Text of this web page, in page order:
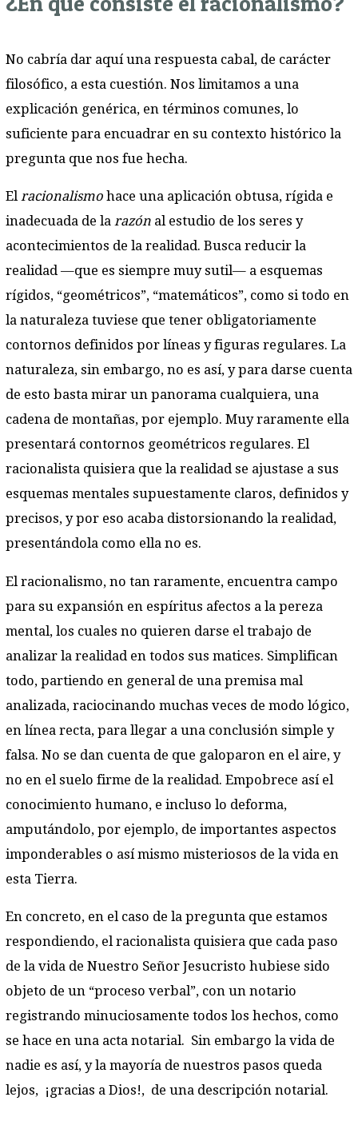
No cabría dar aquí una respuesta cabal, de carácter
filosófico, a esta cuestión. Nos limitamos a una
explicación genérica, en términos comunes, lo
suficiente para encuadrar en su contexto histórico la
pregunta que nos fue hecha.
Elracionalismo hace una aplicación obtusa, rígida e
inadecuada de la razón al estudio de los seres y
acontecimientos de la realidad. Busca reducir la
realidad —que es siempre muy sutil— a esquemas
rígidos, “geométricos”, “matemáticos”, como si todo en
la naturaleza tuviese que tener obligatoriamente
contornos definidos por líneas y figuras regulares. La
naturaleza, sin embargo, no es así, y para darse cuenta
de esto basta mirar un panorama cualquiera, una
cadena de montañas, por ejemplo. Muy raramente ella
presentará contornos geométricos regulares. El
racionalista quisiera que la realidad se ajustase a sus
esquemas mentales supuestamente claros, definidos y
precisos, y por eso acaba distorsionando la realidad,
presentándola como ella no es.
El racionalismo, no tan raramente, encuentra campo
para su expansión en espíritus afectos a la pereza
mental, los cuales no quieren darse el trabajo de
analizar la realidad en todos sus matices. Simplifican
todo, partiendo en general de una premisa mal
analizada, raciocinando muchas veces de modo lógico,
en línea recta, para llegar a una conclusión simple y
falsa. No se dan cuenta de que galoparon en el aire, y
no en el suelo firme de la realidad. Empobrece así el
conocimiento humano, e incluso lo deforma,
amputándolo, por ejemplo, de importantes aspectos
imponderables o así mismo misteriosos de la vida en
esta Tierra.
En concreto, en el caso de la pregunta que estamos
respondiendo, el racionalista quisiera que cada paso
de la vida de Nuestro Señor Jesucristo hubiese sido
objeto de un “proceso verbal”, con un notario
registrando minuciosamente todos los hechos, como
se hace en una acta notarial. Sin embargo la vida de
nadie es así, y la mayoría de nuestros pasos queda
lejos, ¡gracias a Dios!, de una descripción notarial.